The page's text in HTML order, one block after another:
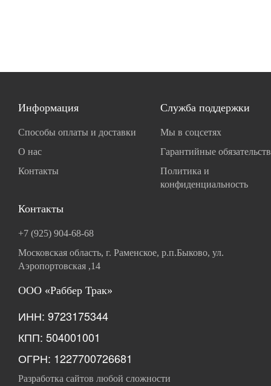
Информация
Способы оплаты и доставки
О нас
Контакты
Служба поддержки
Мы в соцсетях
Гарантийные
Политика и
конфиденциальность
Контакты
+7 (925) 904-68-68
Московская область, г. Раменское, р.п.Быково, ул.
Аэропортовская ,14
ООО «Раббер Трак»
ИНН: 9723175344
КПП: 504001001
ОГРН: 1227700726681
Разработка сайтов любой сложности